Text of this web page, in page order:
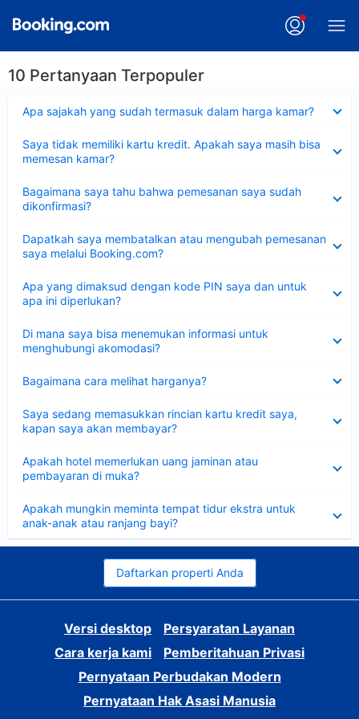
10 Pertanyaan Terpopuler
Apa sajakah yang sudah termasuk dalam harga kamar?
Saya tidak memiliki kartu kredit. Apakah saya masih bisa
memesan kamar?
Bagaimana saya tahu bahwa pemesanan saya sudah
dikonfirmasi?
Dapatkah saya membatalkan atau mengubah pemesanan
saya melalui Booking.com?
Apa yang dimaksud dengan kode PIN saya dan untuk
apa ini diperlukan?
Di mana saya bisa menemukan informasi untuk
menghubungi akomodasi?
Bagaimana cara melihat harganya?
Saya sedang memasukkan rincian kartu kredit saya,
kapan saya akan membayar?
Apakah hotel memerlukan uang jaminan atau
pembayaran di muka?
Apakah mungkin meminta tempat tidur ekstra untuk
anak-anak atau ranjang bayi?
Daftarkan properti Anda
Versi desktop
Persyaratan Layanan
Cara kerja kami
Pemberitahuan Privasi
Pernyataan Perbudakan Modern
Pernyataan Hak Asasi Manusia